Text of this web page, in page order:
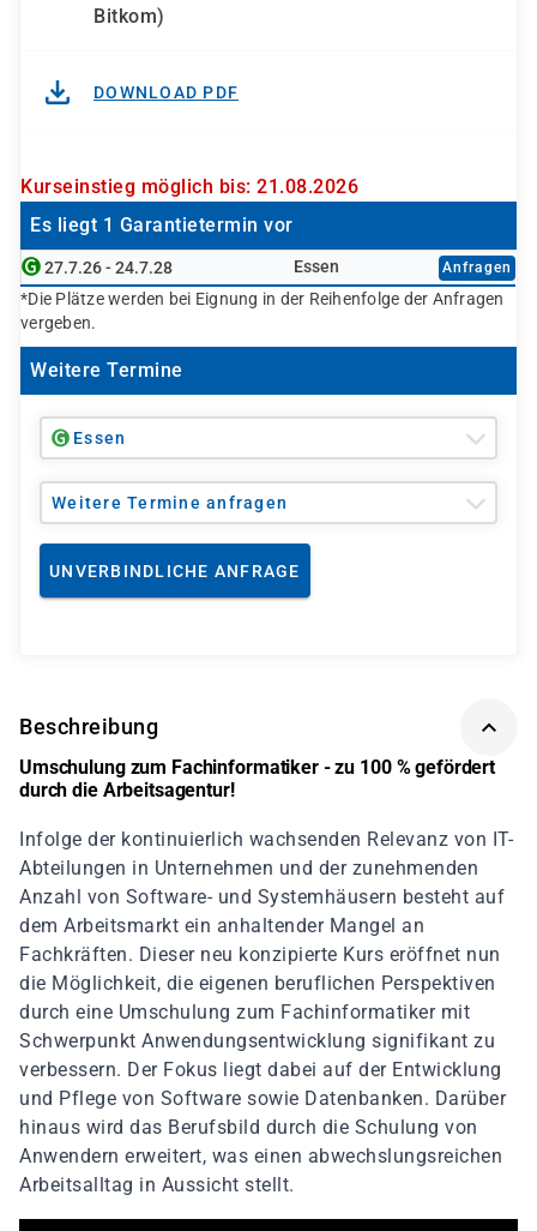
Bitkom)
DOWNLOAD PDF
Kurseinstieg möglich bis: 21.08.2026
Es liegt 1 Garantietermin vor
27.7.26 - 24.7.28 Essen Anfragen
*Die Plätze werden bei Eignung in der Reihenfolge der Anfragen
vergeben.
Weitere Termine
Essen
Weitere Termine anfragen
UNVERBINDLICHE ANFRAGE
Beschreibung
Umschulung zum Fachinformatiker - zu 100 % gefördert
durch die Arbeitsagentur!
Infolge der kontinuierlich wachsenden Relevanz von IT-
Abteilungen in Unternehmen und der zunehmenden
Anzahl von Software- und Systemhäusern besteht auf
dem Arbeitsmarkt ein anhaltender Mangel an
Fachkräften. Dieser neu konzipierte Kurs eröffnet nun
die Möglichkeit, die eigenen beruflichen Perspektiven
durch eine Umschulung zum Fachinformatiker mit
Schwerpunkt Anwendungsentwicklung signifikant zu
verbessern. Der Fokus liegt dabei auf der Entwicklung
und Pflege von Software sowie Datenbanken. Darüber
hinaus wird das Berufsbild durch die Schulung von
Anwendern erweitert, was einen abwechslungsreichen
Arbeitsalltag in Aussicht stellt.